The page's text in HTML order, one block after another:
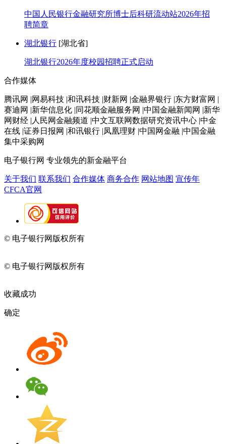
中国人民银行金融研究所博士后科研流动站2026年招
聘简章
湖北银行 [湖北省]
湖北银行2026年度校园招聘正式启动
合作媒体
腾讯网 |网易科技 |和讯科技 |财新网 |金融界银行 |东方财富网 |
赛迪网 |新华信息化 |同花顺金融服务网 |中国金融新闻网 |新华
网财经 |人民网金融频道 |中文互联网数据研究资讯中心 |中金
在线 |证券日报网 |和讯银行 |凤凰理财 |中国网金融 |中国金融
集中采购网
电子银行网 专业领先的新金融平台
关于我们 联系我们 合作媒体 商务合作 网站地图 宣传年
CFCA官网
© 电子银行网版权所有
© 电子银行网版权所有
收藏成功
确定